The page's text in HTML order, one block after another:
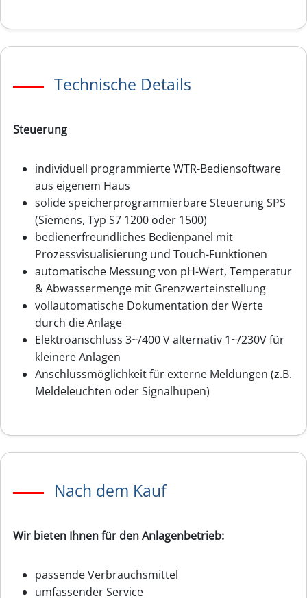
Technische Details
Steuerung
individuell programmierte WTR-Bediensoftware
aus eigenem Haus
solide speicherprogrammierbare Steuerung SPS
(Siemens, Typ S7 1200 oder 1500)
bedienerfreundliches Bedienpanel mit
Prozessvisualisierung und Touch-Funktionen
automatische Messung von pH-Wert, Temperatur
& Abwassermenge mit Grenzwerteinstellung
vollautomatische Dokumentation der Werte
durch die Anlage
Elektroanschluss 3~/400 V alternativ 1~/230V für
kleinere Anlagen
Anschlussmöglichkeit für externe Meldungen (z.B.
Meldeleuchten oder Signalhupen)
Nach dem Kauf
Wir bieten Ihnen für den Anlagenbetrieb:
passende Verbrauchsmittel
umfassender Service